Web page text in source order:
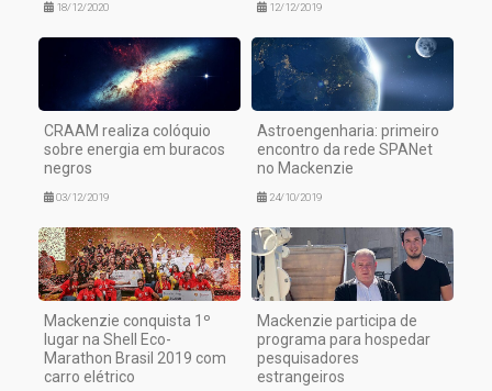
18/12/2020 12/12/2019
CRAAM realiza colóquio
sobre energia em buracos
negros
03/12/2019
Astroengenharia: primeiro
encontro da rede SPANet
no Mackenzie
24/10/2019
Mackenzie conquista 1º
lugar na Shell Eco-
Marathon Brasil 2019 com
carro elétrico
Mackenzie participa de
programa para hospedar
pesquisadores
estrangeiros